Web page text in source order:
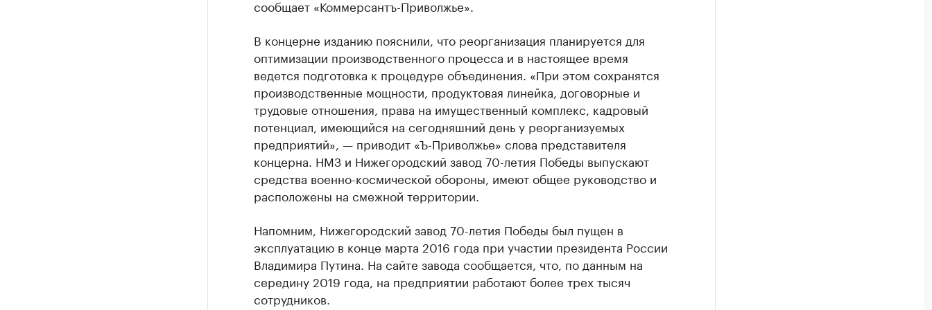
сообщает «Коммерсантъ-Приволжье».
В концерне изданию пояснили, что реорганизация планируется для
оптимизации производственного процесса и в настоящее время
ведется подготовка к процедуре объединения. «При этом сохранятся
производственные мощности, продуктовая линейка, договорные и
трудовые отношения, права на имущественный комплекс, кадровый
потенциал, имеющийся на сегодняшний день у реорганизуемых
предприятий», — приводит «Ъ-Приволжье» слова представителя
концерна. НМЗ и Нижегородский завод 70-летия Победы выпускают
средства военно-космической обороны, имеют общее руководство и
расположены на смежной территории.
Напомним, Нижегородский завод 70-летия Победы был пущен в
эксплуатацию в конце марта 2016 года при участии президента России
Владимира Путина. На сайте завода сообщается, что, по данным на
середину 2019 года, на предприятии работают более трех тысяч
сотрудников.